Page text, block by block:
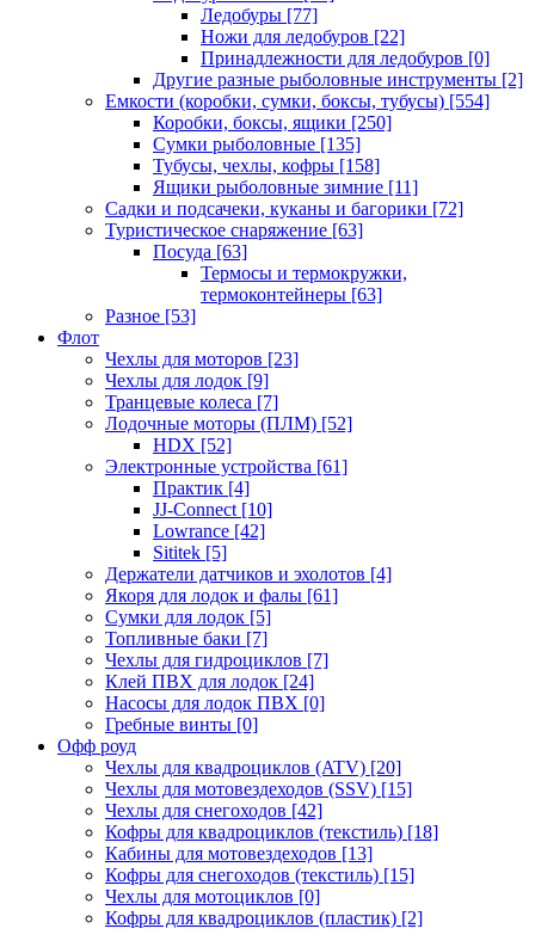
Ледобуры [77]
Ножи для ледобуров [22]
Принадлежности для ледобуров [0]
Другие разные рыболовные инструменты [2]
Емкости (коробки, сумки, боксы, тубусы) [554]
Коробки, боксы, ящики [250]
Сумки рыболовные [135]
Тубусы, чехлы, кофры [158]
Ящики рыболовные зимние [11]
Садки и подсачеки, куканы и багорики [72]
Туристическое снаряжение [63]
Посуда [63]
Термосы и термокружки,
термоконтейнеры [63]
Разное [53]
Флот
Чехлы для моторов [23]
Чехлы для лодок [9]
Транцевые колеса [7]
Лодочные моторы (ПЛМ) [52]
HDX [52]
Электронные устройства [61]
Практик [4]
JJ-Connect [10]
Lowrance [42]
Sititek [5]
Держатели датчиков и эхолотов [4]
Якоря для лодок и фалы [61]
Сумки для лодок [5]
Топливные баки [7]
Чехлы для гидроциклов [7]
Клей ПВХ для лодок [24]
Насосы для лодок ПВХ [0]
Гребные винты [0]
Офф роуд
Чехлы для квадроциклов (ATV) [20]
Чехлы для мотовездеходов (SSV) [15]
Чехлы для снегоходов [42]
Кофры для квадроциклов (текстиль) [18]
Кабины для мотовездеходов [13]
Кофры для снегоходов (текстиль) [15]
Чехлы для мотоциклов [0]
Кофры для квадроциклов (пластик) [2]